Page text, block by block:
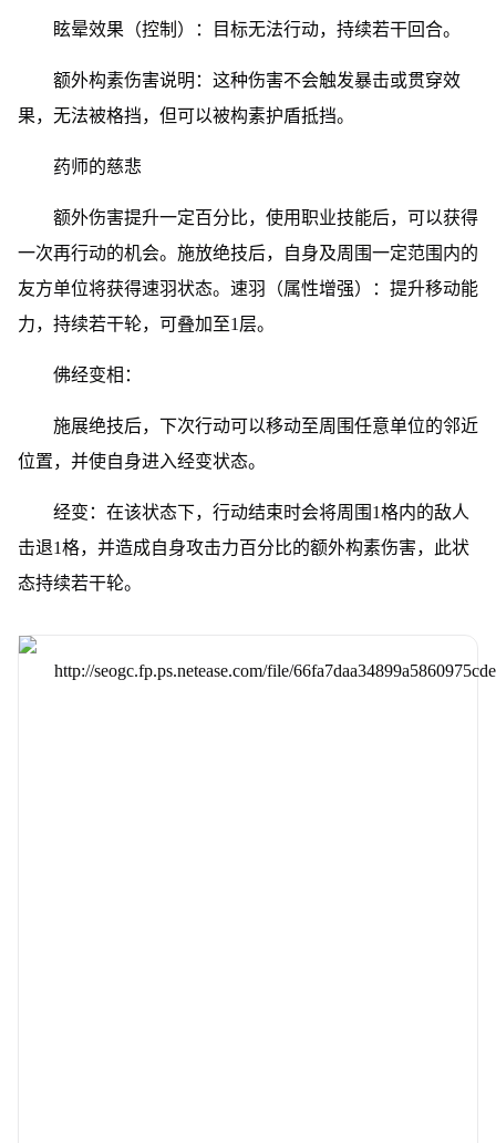
眩晕效果（控制）：目标无法行动，持续若干回合。
额外构素伤害说明：这种伤害不会触发暴击或贯穿效
果，无法被格挡，但可以被构素护盾抵挡。
药师的慈悲
额外伤害提升一定百分比，使用职业技能后，可以获得
一次再行动的机会。施放绝技后，自身及周围一定范围内的
友方单位将获得速羽状态。速羽（属性增强）：提升移动能
力，持续若干轮，可叠加至1层。
佛经变相：
施展绝技后，下次行动可以移动至周围任意单位的邻近
位置，并使自身进入经变状态。
经变：在该状态下，行动结束时会将周围1格内的敌人
击退1格，并造成自身攻击力百分比的额外构素伤害，此状
态持续若干轮。